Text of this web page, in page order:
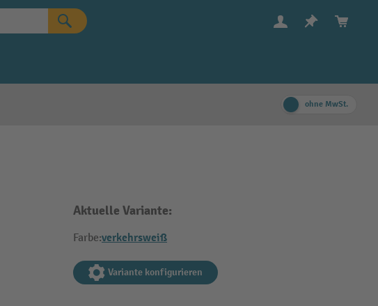
ohne MwSt.
Aktuelle Variante:
Farbe:verkehrsweiß
Variante konfigurieren